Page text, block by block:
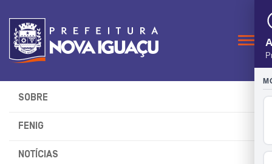
SOBRE
FENIG
NOTÍCIAS